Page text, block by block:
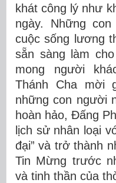
khát công lý như
ngày. Những
cuộc sống lương
sẵn sàng làm
mong người
Thánh Cha mời
những con người
hoàn hảo, Đấng
lịch sử nhân loại
đại” và trở thành
Tin Mừng trước
và tinh thần của